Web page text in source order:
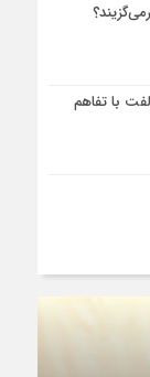
با تفاهم